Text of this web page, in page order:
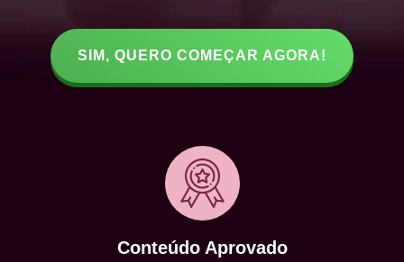
SIM, QUERO COMEÇAR AGORA!
Conteúdo Aprovado